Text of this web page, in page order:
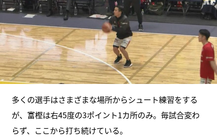
多くの選手はさまざまな場所からシュート練習をする
が、富樫は右45度の3ポイント1カ所のみ。毎試合変わ
らず、ここから打ち続けている。